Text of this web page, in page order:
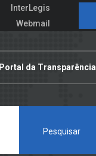
InterLegis
Webmail
Portal da Transparência